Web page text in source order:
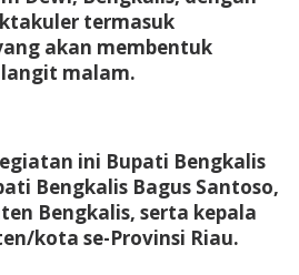
termasuk
akan membentuk
malam.
ini Bupati Bengkalis
Bengkalis Bagus Santoso,
Bengkalis, serta kepala
kota se-Provinsi Riau.